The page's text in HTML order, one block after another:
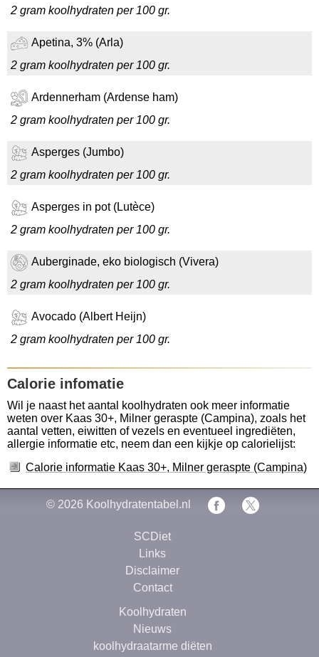
2 gram koolhydraten per 100 gr.
Apetina, 3% (Arla)
2 gram koolhydraten per 100 gr.
Ardennerham (Ardense ham)
2 gram koolhydraten per 100 gr.
Asperges (Jumbo)
2 gram koolhydraten per 100 gr.
Asperges in pot (Lutèce)
2 gram koolhydraten per 100 gr.
Auberginade, eko biologisch (Vivera)
2 gram koolhydraten per 100 gr.
Avocado (Albert Heijn)
2 gram koolhydraten per 100 gr.
Calorie infomatie
Wil je naast het aantal koolhydraten ook meer informatie
weten over Kaas 30+, Milner geraspte (Campina), zoals het
aantal vetten, eiwitten of vezels en eventueel ingrediëten,
allergie informatie etc, neem dan een kijkje op calorielijst:
Calorie informatie Kaas 30+, Milner geraspte (Campina)
© 2026 Koolhydratentabel.nl
SCDiet
Links
Disclaimer
Contact
Koolhydraten
Nieuws
koolhydraatarme diëten